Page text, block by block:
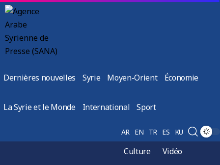
Dernières nouvelles Syrie Moyen-Orient Économie
La Syrie et le Monde International Sport
AR EN TR ES KU
Culture
Vidéo